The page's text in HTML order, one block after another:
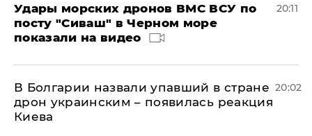
Удары морских дронов ВМС ВСУ по
посту "Сиваш" в Черном море
показали на видео
20:11
В Болгарии назвали упавший в стране
дрон украинским – появилась реакция
Киева
20:02